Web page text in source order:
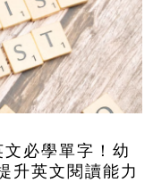
必學單字！幼
升英文閱讀能力